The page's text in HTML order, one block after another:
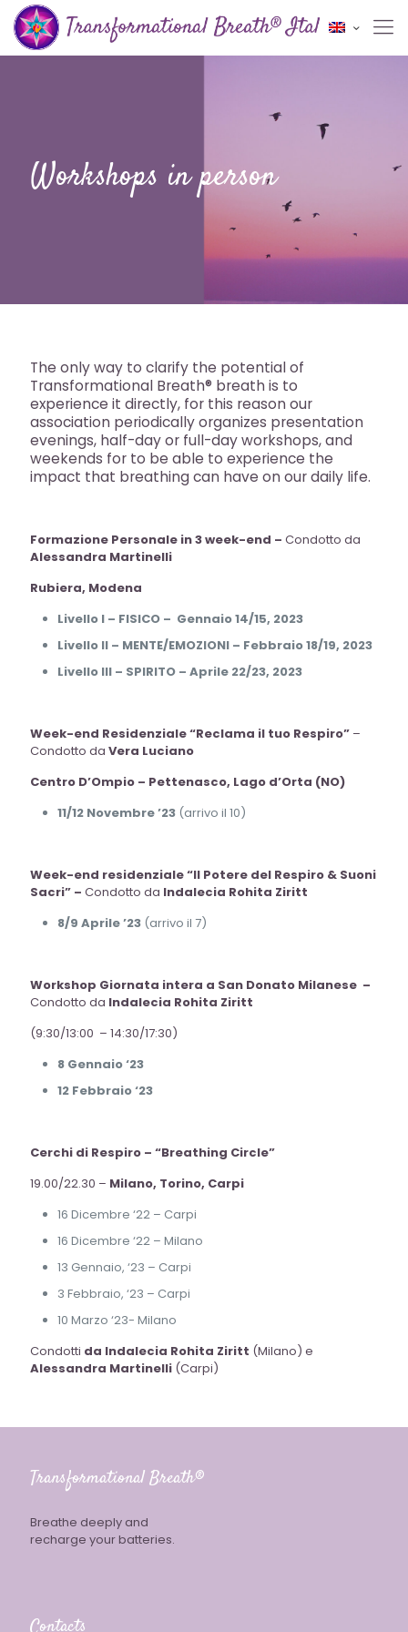
Workshops in person
The only way to clarify the potential of
Transformational Breath® breath is to
experience it directly, for this reason our
association periodically organizes presentation
evenings, half-day or full-day workshops, and
weekends for to be able to experience the
impact that breathing can have on our daily life.
Formazione Personale in 3 week-end – Condotto da
Alessandra Martinelli
Rubiera, Modena
Livello I – FISICO – Gennaio 14/15, 2023
Livello II – MENTE/EMOZIONI – Febbraio 18/19, 2023
Livello III – SPIRITO – Aprile 22/23, 2023
Week-end Residenziale “Reclama il tuo Respiro” –
Condotto da Vera Luciano
Centro D’Ompio – Pettenasco, Lago d’Orta (NO)
11/12 Novembre ’23 (arrivo il 10)
Week-end residenziale “Il Potere del Respiro & Suoni
Sacri” – Condotto da Indalecia Rohita Ziritt
8/9 Aprile ’23 (arrivo il 7)
Workshop Giornata intera a San Donato Milanese –
Condotto da Indalecia Rohita Ziritt
(9:30/13:00 – 14:30/17:30)
8 Gennaio ‘23
12 Febbraio ‘23
Cerchi di Respiro – “Breathing Circle”
19.00/22.30 – Milano, Torino, Carpi
16 Dicembre ‘22 – Carpi
16 Dicembre ‘22 – Milano
13 Gennaio, ‘23 – Carpi
3 Febbraio, ‘23 – Carpi
10 Marzo ‘23- Milano
Condotti da Indalecia Rohita Ziritt (Milano) e
Alessandra Martinelli (Carpi)
Transformational Breath®
Breathe deeply and
recharge your batteries.
Contacts